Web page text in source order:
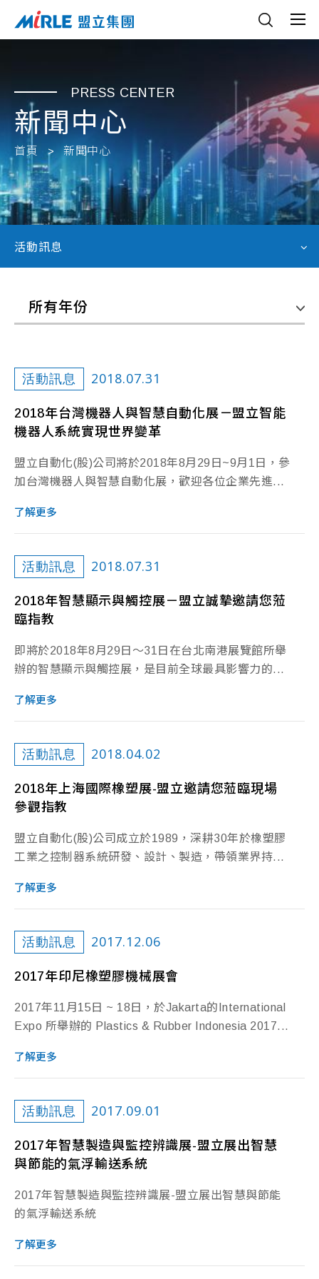
PRESS CENTER
新聞中心
首頁 新聞中心
活動訊息
所有年份
活動訊息 2018.07.31
2018年台灣機器人與智慧自動化展－盟立智能
機器人系統實現世界變革
盟立自動化(股)公司將於2018年8月29日~9月1日，參
加台灣機器人與智慧自動化展，歡迎各位企業先進...
了解更多
活動訊息 2018.07.31
2018年智慧顯示與觸控展－盟立誠摯邀請您蒞
臨指教
即將於2018年8月29日～31日在台北南港展覽館所舉
辦的智慧顯示與觸控展，是目前全球最具影響力的...
了解更多
活動訊息 2018.04.02
2018年上海國際橡塑展-盟立邀請您蒞臨現場
參觀指教
盟立自動化(股)公司成立於1989，深耕30年於橡塑膠
工業之控制器系統研發、設計、製造，帶領業界持...
了解更多
活動訊息 2017.12.06
2017年印尼橡塑膠機械展會
2017年11月15日 ~ 18日，於Jakarta的International
Expo 所舉辦的 Plastics & Rubber Indonesia 2017...
了解更多
活動訊息 2017.09.01
2017年智慧製造與監控辨識展-盟立展出智慧
與節能的氣浮輸送系統
2017年智慧製造與監控辨識展-盟立展出智慧與節能
的氣浮輸送系統
了解更多